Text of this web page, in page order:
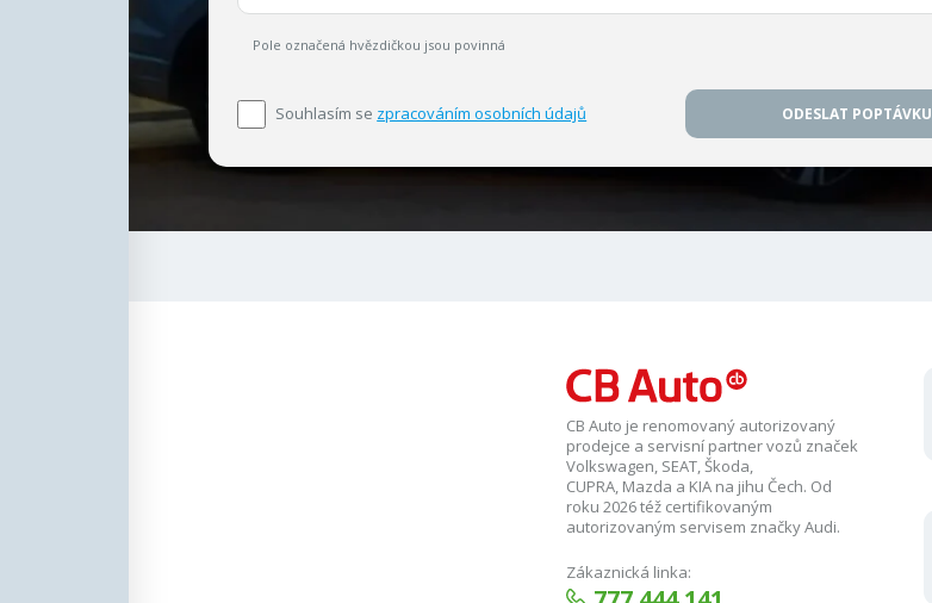
Pole označená hvězdičkou jsou povinná
Souhlasím se zpracováním osobních údajů ODESLAT POPTÁVKU
CB Auto je renomovaný autorizovaný
prodejce a servisní partner vozů značek
Volkswagen, SEAT, Škoda,
CUPRA, Mazda a KIA na jihu Čech. Od
roku 2026 též certifikovaným
autorizovaným servisem značky Audi.
Zákaznická linka: